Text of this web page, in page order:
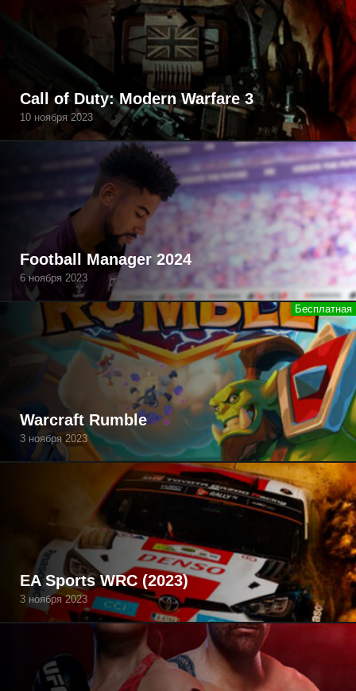
Call of Duty: Modern Warfare 3
10 ноября 2023
Football Manager 2024
6 ноября 2023
Warcraft Rumble
3 ноября 2023
EA Sports WRC (2023)
3 ноября 2023